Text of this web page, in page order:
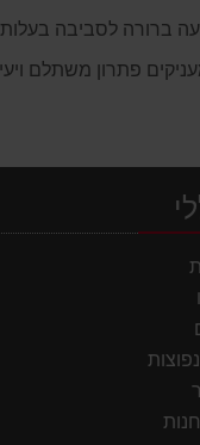
ברורה לסביבה בעלות
פתרון משתלם